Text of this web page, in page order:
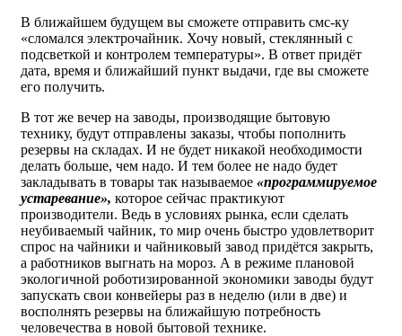
В ближайшем будущем вы сможете отправить смс-ку
«сломался электрочайник. Хочу новый, стеклянный с
подсветкой и контролем температуры». В ответ придёт
дата, время и ближайший пункт выдачи, где вы сможете
его получить.
В тот же вечер на заводы, производящие бытовую
технику, будут отправлены заказы, чтобы пополнить
резервы на складах. И не будет никакой необходимости
делать больше, чем надо. И тем более не надо будет
закладывать в товары так называемое «программируемое
устаревание», которое сейчас практикуют
производители. Ведь в условиях рынка, если сделать
неубиваемый чайник, то мир очень быстро удовлетворит
спрос на чайники и чайниковый завод придётся закрыть,
а работников выгнать на мороз. А в режиме плановой
экологичной роботизированной экономики заводы будут
запускать свои конвейеры раз в неделю (или в две) и
восполнять резервы на ближайшую потребность
человечества в новой бытовой технике.